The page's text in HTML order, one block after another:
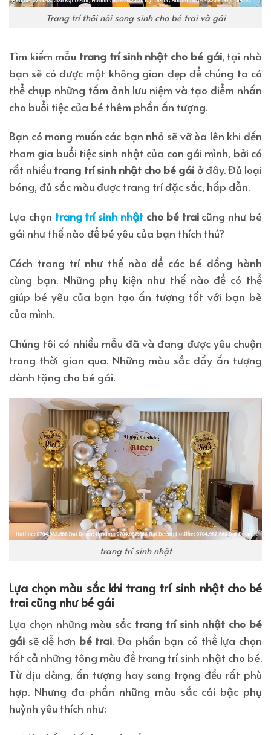
Trang trí thôi nôi song sinh cho bé trai và gái
Tìm kiếm mẫu trang trí sinh nhật cho bé gái, tại nhà
bạn sẽ có được một không gian đẹp để chúng ta có
thể chụp những tấm ảnh lưu niệm và tạo điểm nhấn
cho buổi tiệc của bé thêm phần ấn tượng.
Bạn có mong muốn các bạn nhỏ sẽ vỡ òa lên khi đến
tham gia buổi tiệc sinh nhật của con gái mình, bởi có
rất nhiều trang trí sinh nhật cho bé gái ở đây. Đủ loại
bóng, đủ sắc màu được trang trí đặc sắc, hấp dẫn.
Lựa chọn trang trí sinh nhật cho bé traicũng như bé
gái như thế nào để bé yêu của bạn thích thú?
Cách trang trí như thế nào để các bé đồng hành
cùng bạn. Những phụ kiện như thế nào để có thể
giúp bé yêu của bạn tạo ấn tượng tốt với bạn bè
của mình.
Chúng tôi có nhiều mẫu đã và đang được yêu chuộn
trong thời gian qua. Những màu sắc đầy ấn tượng
dành tặng cho bé gái.
trang trí sinh nhật
Lựa chọn màu sắc khi trang trí sinh nhật cho bé
trai cũng như bé gái
Lựa chọn những màu sắc trang trí sinh nhật cho bé
gái sẽ dễ hơn bé trai. Đa phần bạn có thể lựa chọn
tất cả những tông màu để trang trí sinh nhật cho bé.
Từ dịu dàng, ấn tượng hay sang trọng đều rất phù
hợp. Nhưng đa phần những màu sắc cái bậc phụ
huỳnh yêu thích như: